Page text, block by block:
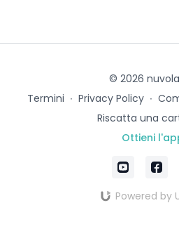
© 2026
Termini ∙ Privacy Policy ∙
Riscatta una
Ottieni
Powered by